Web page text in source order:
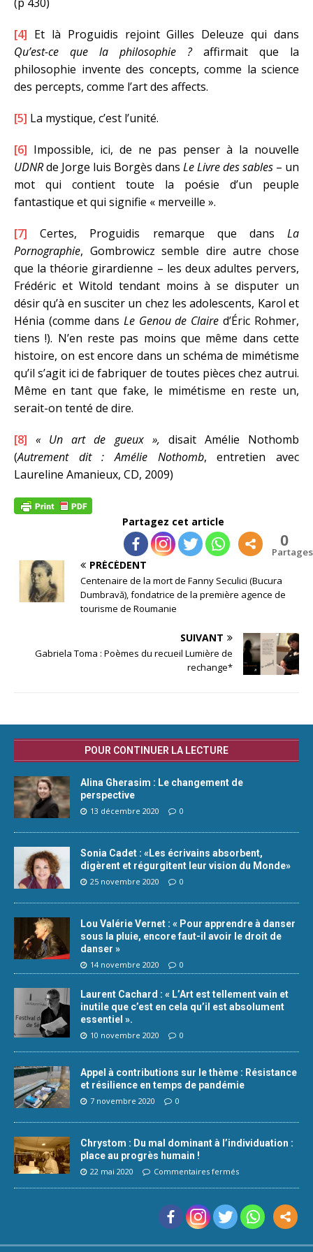
[4] Et là Proguidis rejoint Gilles Deleuze qui dans
Qu’est-ce que la philosophie ?affirmait que la
philosophie invente des concepts, comme la science
des percepts, comme l’art des affects.
[5] La mystique, c’est l’unité.
[6] Impossible, ici, de ne pas penser à la nouvelle
UDNRde Jorge luis Borgès dans Le Livre des sables – un
mot qui contient toute la poésie d’un peuple
fantastique et qui signifie « merveille ».
[7] Certes, Proguidis remarque que dans La
Pornographie, Gombrowicz semble dire autre chose
que la théorie girardienne – les deux adultes pervers,
Frédéric et Witold tendant moins à se disputer un
désir qu’à en susciter un chez les adolescents, Karol et
Hénia (comme dans Le Genou de Claire d’Éric Rohmer,
tiens !). N’en reste pas moins que même dans cette
histoire, on est encore dans un schéma de mimétisme
qu’il s’agit ici de fabriquer de toutes pièces chez autrui.
Même en tant que fake, le mimétisme en reste un,
serait-on tenté de dire.
[8] « Un art de gueux », disait Amélie Nothomb
(Autrement dit : Amélie Nothomb, entretien avec
Laureline Amanieux, CD, 2009)
Partagez cet article
0
Partages
PRÉCÉDENT
Centenaire de la mort de Fanny Seculici (Bucura
Dumbravă), fondatrice de la première agence de
tourisme de Roumanie
SUIVANT
Gabriela Toma : Poèmes du recueil Lumière de
rechange*
POUR CONTINUER LA LECTURE
Alina Gherasim : Le changement de
perspective
13 décembre 2020 0
Sonia Cadet : «Les écrivains absorbent,
digèrent et régurgitent leur vision du Monde»
25 novembre 2020 0
Lou Valérie Vernet : « Pour apprendre à danser
sous la pluie, encore faut-il avoir le droit de
danser »
14 novembre 2020 0
Laurent Cachard : « L’Art est tellement vain et
inutile que c’est en cela qu’il est absolument
essentiel ».
10 novembre 2020 0
Appel à contributions sur le thème : Résistance
et résilience en temps de pandémie
7 novembre 2020 0
Chrystom : Du mal dominant à l’individuation :
place au progrès humain !
22 mai 2020 Commentaires fermés